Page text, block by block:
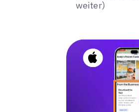
weiter)